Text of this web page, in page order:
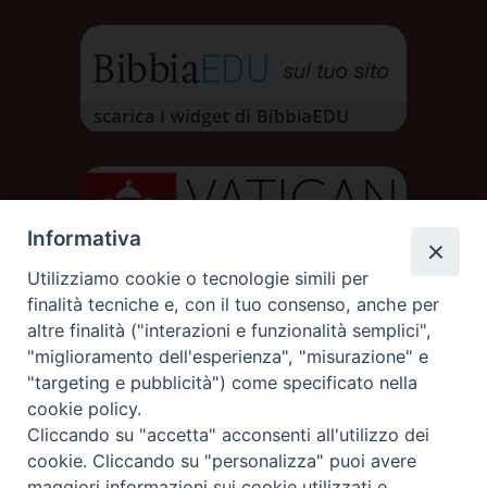
DIOCESI DI AOSTA
DIOCÈSE D'AOSTE
Informativa
Utilizziamo cookie o tecnologie simili per
finalità tecniche e, con il tuo consenso, anche per
altre finalità ("interazioni e funzionalità semplici",
"miglioramento dell'esperienza", "misurazione" e
"targeting e pubblicità") come specificato nella
cookie policy.
Cliccando su "accetta" acconsenti all'utilizzo dei
cookie. Cliccando su "personalizza" puoi avere